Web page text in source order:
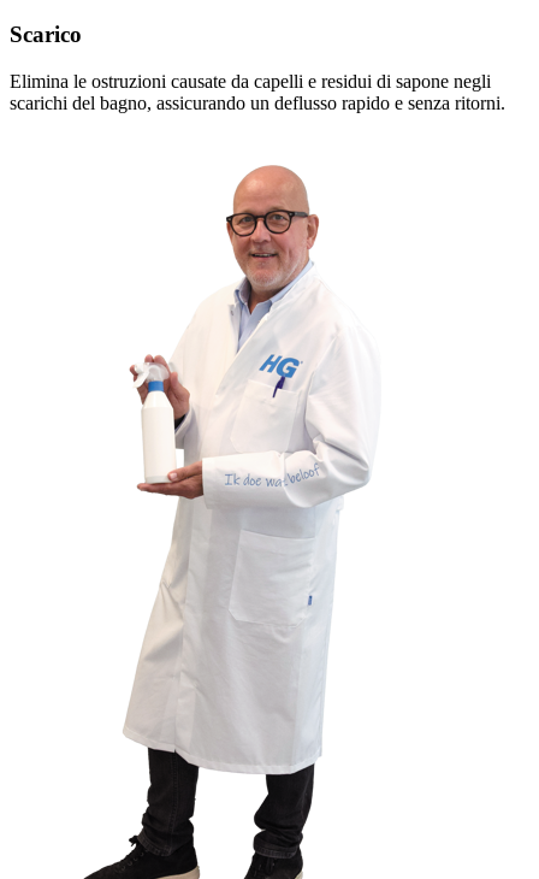
Scarico
Elimina le ostruzioni causate da capelli e residui di sapone negli
scarichi del bagno, assicurando un deflusso rapido e senza ritorni.